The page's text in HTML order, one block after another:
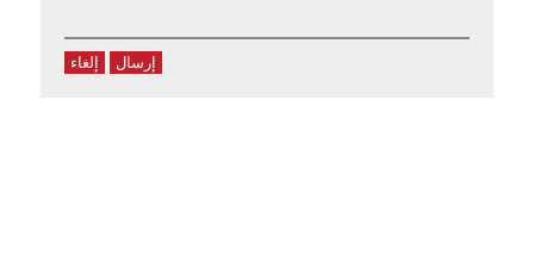
إرسال إلغاء